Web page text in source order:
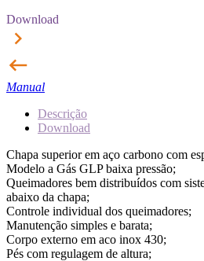
Download
keyboard_arrow_right
keyboard_backspace
Manual
Descrição
Download
Chapa superior em aço carbono com
Modelo a Gás GLP baixa pressão;
Queimadores bem distribuídos com
abaixo da chapa;
Controle individual dos queimadores;
Manutenção simples e barata;
Corpo externo em aco inox 430;
Pés com regulagem de altura;